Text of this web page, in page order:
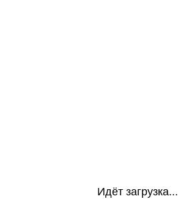
Идёт загрузка...